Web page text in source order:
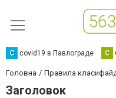
C covid19 в Павлограде С
Головна Правила
Заголовок